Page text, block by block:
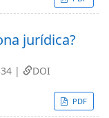
jurídica?
|
DOI
PDF